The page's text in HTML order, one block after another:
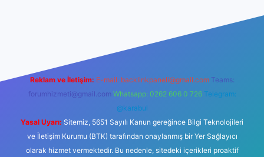
Reklam ve İletişim: E-mail: backlinkpaneli@gmail.com Teams:
forumhizmeti@gmail.com Whatsapp: 0262 606 0 726 Telegram:
@karabul
Yasal Uyarı: Sitemiz, 5651 Sayılı Kanun gereğince Bilgi Teknolojileri
ve İletişim Kurumu (BTK) tarafından onaylanmış bir Yer Sağlayıcı
olarak hizmet vermektedir. Bu nedenle, sitedeki içerikleri proaktif